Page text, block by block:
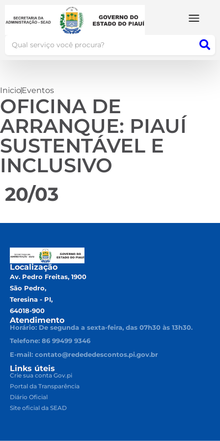
InicioEventos
OFICINA DE
ARRANQUE: PIAUÍ
SUSTENTÁVEL E
INCLUSIVO
20/03
Localização
Av. Pedro Freitas, 1900
São Pedro,
Teresina - PI,
64018-900
Atendimento
Horário: De segunda a sexta-feira, das 07h30 às 13h30.
Telefone: 86 99499 9346
E-mail: contato@redededescontos.pi.gov.br
Links úteis
Crie sua conta Gov.pi
Portal da Transparência
Diário Oficial
Site oficial da SEAD